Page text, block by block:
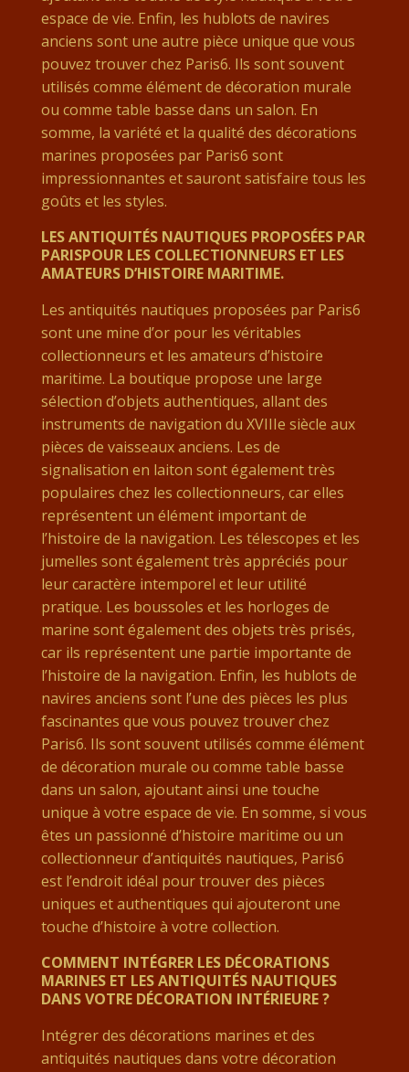
espace de vie. Enfin, les hublots de navires
anciens sont une autre pièce unique que vous
pouvez trouver chez Paris6. Ils sont souvent
utilisés comme élément de décoration murale
ou comme table basse dans un salon. En
somme, la variété et la qualité des décorations
marines proposées par Paris6 sont
impressionnantes et sauront satisfaire tous les
goûts et les styles.
LES ANTIQUITÉS NAUTIQUES PROPOSÉES PAR
PARISPOUR LES COLLECTIONNEURS ET LES
AMATEURS D’HISTOIRE MARITIME.
Les antiquités nautiques proposées par Paris6
sont une mine d’or pour les véritables
collectionneurs et les amateurs d’histoire
maritime. La boutique propose une large
sélection d’objets authentiques, allant des
instruments de navigation du XVIIIe siècle aux
pièces de vaisseaux anciens. Les de
signalisation en laiton sont également très
populaires chez les collectionneurs, car elles
représentent un élément important de
l’histoire de la navigation. Les télescopes et les
jumelles sont également très appréciés pour
leur caractère intemporel et leur utilité
pratique. Les boussoles et les horloges de
marine sont également des objets très prisés,
car ils représentent une partie importante de
l’histoire de la navigation. Enfin, les hublots de
navires anciens sont l’une des pièces les plus
fascinantes que vous pouvez trouver chez
Paris6. Ils sont souvent utilisés comme élément
de décoration murale ou comme table basse
dans un salon, ajoutant ainsi une touche
unique à votre espace de vie. En somme, si vous
êtes un passionné d’histoire maritime ou un
collectionneur d’antiquités nautiques, Paris6
est l’endroit idéal pour trouver des pièces
uniques et authentiques qui ajouteront une
touche d’histoire à votre collection.
COMMENT INTÉGRER LES DÉCORATIONS
MARINES ET LES ANTIQUITÉS NAUTIQUES
DANS VOTRE DÉCORATION INTÉRIEURE ?
Intégrer des décorations marines et des
antiquités nautiques dans votre décoration